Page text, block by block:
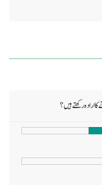
رکھتے ہیں؟